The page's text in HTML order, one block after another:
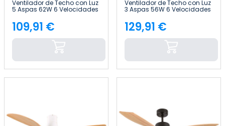
Ventilador de Techo con Luz
5 Aspas 62W 6 Velocidades
Nevada Blanco Thinia Home
Precio
109,91 €
Ventilador de Techo con Luz
3 Aspas 56W 6 Velocidades
Dakota Thinia Home
Precio
129,91 €